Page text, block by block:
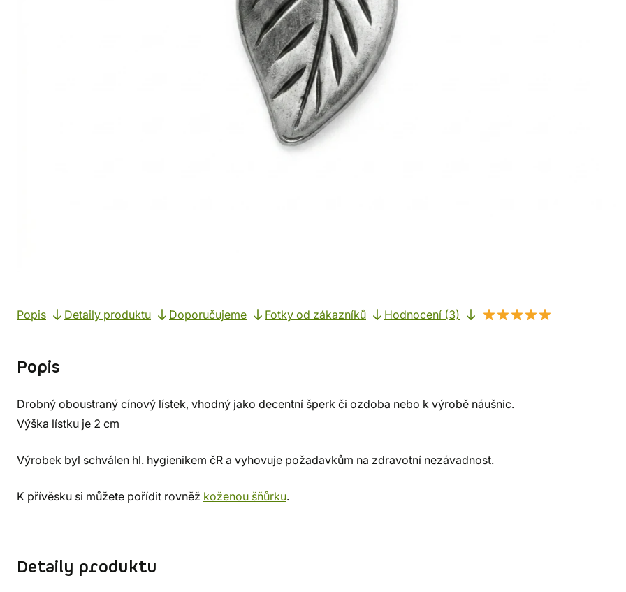
Popis Detaily produktu Doporučujeme Fotky od zákazníků Hodnocení (3)
Popis
Drobný oboustraný cínový lístek, vhodný jako decentní šperk či ozdoba nebo k výrobě náušnic.
Výška lístku je 2 cm
Výrobek byl schválen hl. hygienikem čR a vyhovuje požadavkům na zdravotní nezávadnost.
K přívěsku si můžete pořídit rovněž koženou šňůrku.
Detaily produktu